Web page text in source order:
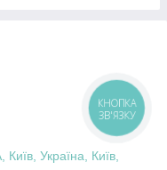
Україна, Київ,
КНОПКА
ЗВ'ЯЗКУ